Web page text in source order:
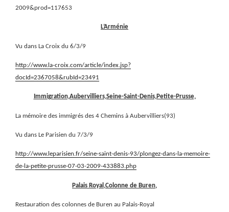
2009&prod=117653
L’Arménie
Vu dans La Croix du 6/3/9
http://www.la-croix.com/article/index.jsp?
docId=2367058&rubId=23491
Immigration,Aubervilliers,Seine-Saint-Denis,Petite-Prusse,
La mémoire des immigrés des 4 Chemins à Aubervilliers(93)
Vu dans Le Parisien du 7/3/9
http://www.leparisien.fr/seine-saint-denis-93/plongez-dans-la-memoire-
de-la-petite-prusse-07-03-2009-433883.php
Palais Royal,Colonne de Buren,
Restauration des colonnes de Buren au Palais-Royal